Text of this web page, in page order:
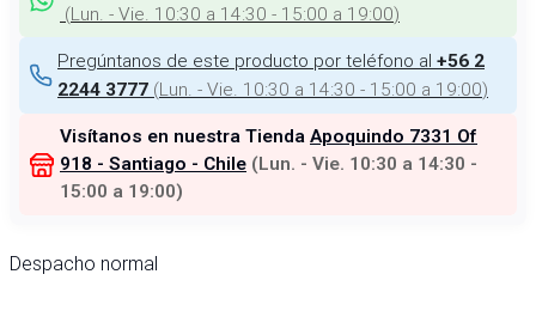
(Lun. - Vie. 10:30 a 14:30 - 15:00 a 19:00)
Pregúntanos de este producto por teléfono al +56 2
2244 3777 (Lun. - Vie. 10:30 a 14:30 - 15:00 a 19:00)
Visítanos en nuestra Tienda Apoquindo 7331 Of
918 - Santiago - Chile (Lun. - Vie. 10:30 a 14:30 -
15:00 a 19:00)
Despacho normal